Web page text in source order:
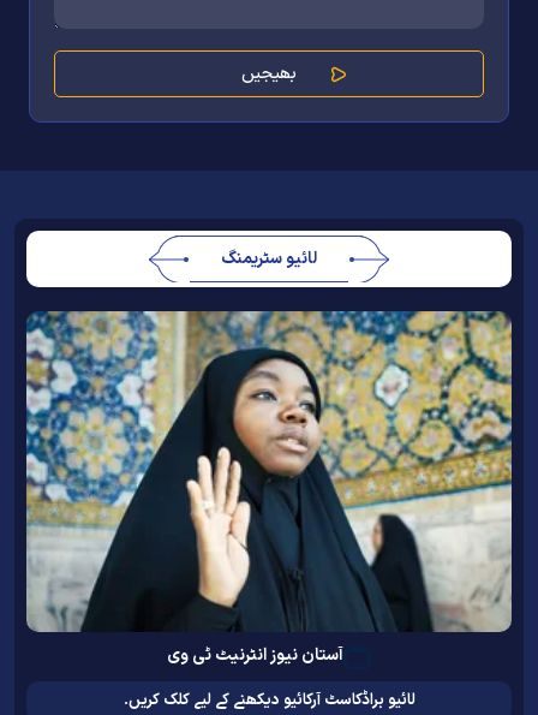
لائیو سٹریمنگ
آستان نیوز انٹرنیٹ ٹی وی
لائیو براڈکاسٹ آرکائیو دیکھنے کے لیے کلک کریں۔